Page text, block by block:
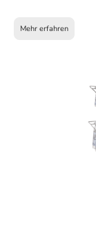
Mehr erfahren